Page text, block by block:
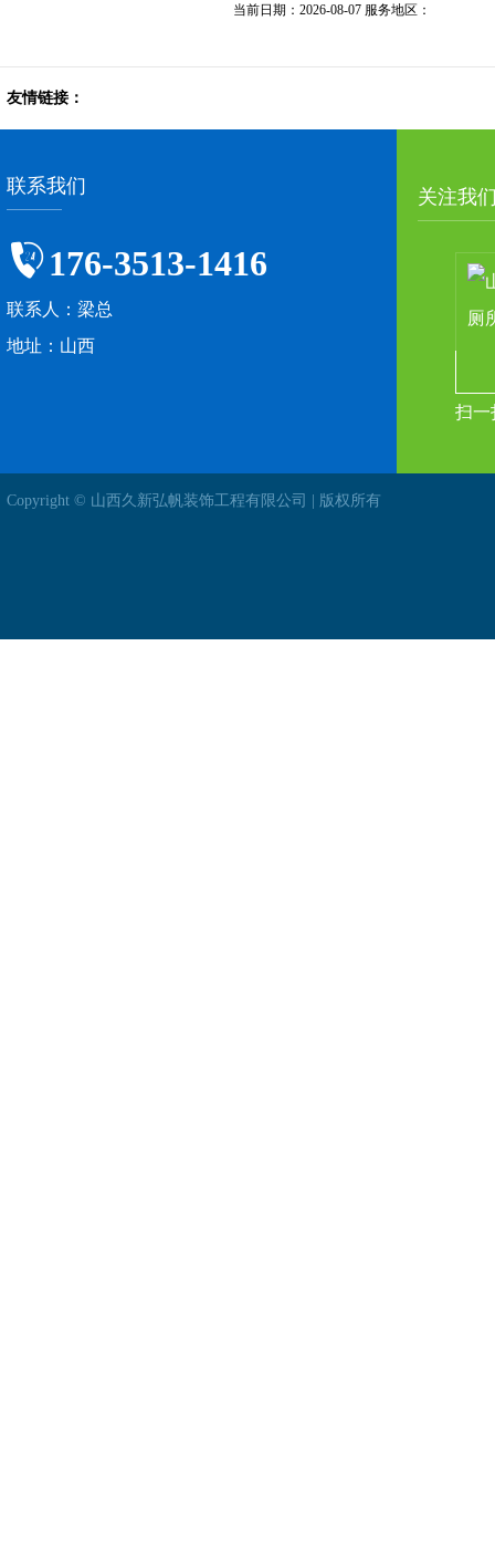
当前日期：2026-08-07 服务地区：
友情链接：
联系我们
176-3513-1416
联系人：梁总
地址：山西
关注我
扫一
Copyright © 山西久新弘帆装饰工程有限公司 | 版权所有